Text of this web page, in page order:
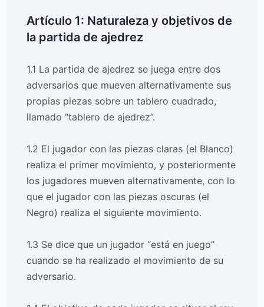
Artículo 1: Naturaleza y objetivos de
la partida de ajedrez
1.1 La partida de ajedrez se juega entre dos
adversarios que mueven alternativamente sus
propias piezas sobre un tablero cuadrado,
llamado “tablero de ajedrez”.
1.2 El jugador con las piezas claras (el Blanco)
realiza el primer movimiento, y posteriormente
los jugadores mueven alternativamente, con lo
que el jugador con las piezas oscuras (el
Negro) realiza el siguiente movimiento.
1.3 Se dice que un jugador “está en juego”
cuando se ha realizado el movimiento de su
adversario.